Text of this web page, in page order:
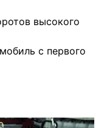
высокого
с первого